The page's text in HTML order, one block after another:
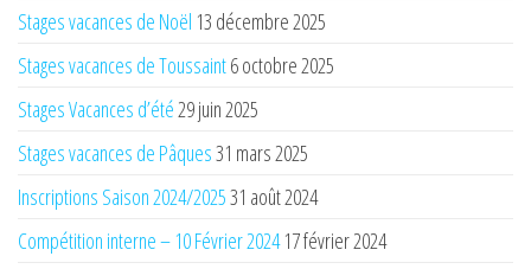
Stages vacances de Noël 13 décembre 2025
Stages vacances de Toussaint6 octobre 2025
Stages Vacances d’été29 juin 2025
Stages vacances de Pâques31 mars 2025
Inscriptions Saison 2024/202531 août 2024
Compétition interne – 10 Février 2024 17 février 2024